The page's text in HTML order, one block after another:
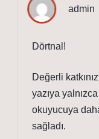
admin
Dörtnal!
Değerli
yazıya yalnızca
okuyucuya
sağladı.